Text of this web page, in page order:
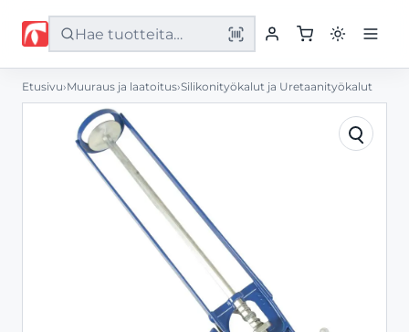
Etusivu
Tuotteet
Etusivu›Muuraus ja laatoitus›Silikonityökalut ja Uretaanityökalut